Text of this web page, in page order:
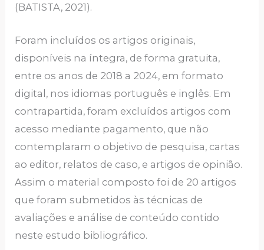
(BATISTA, 2021).
Foram incluídos os artigos originais,
disponíveis na íntegra, de forma gratuita,
entre os anos de 2018 a 2024, em formato
digital, nos idiomas português e inglês. Em
contrapartida, foram excluídos artigos com
acesso mediante pagamento, que não
contemplaram o objetivo de pesquisa, cartas
ao editor, relatos de caso, e artigos de opinião.
Assim o material composto foi de 20 artigos
que foram submetidos às técnicas de
avaliações e análise de conteúdo contido
neste estudo bibliográfico.